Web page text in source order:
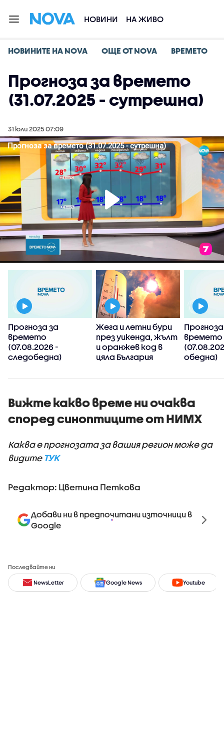
НОВИНИ НА ЖИВО
НОВИНИТЕ НА NOVA ОЩЕ ОТ NOVA ВРЕМЕТО
Прогноза за времето
(31.07.2025 - сутрешна)
31 юли 2025 07:09
Прогноза за
времето
(07.08.2026 -
следобедна)
Жега и летни бури
през уикенда, жълт
и оранжев код в
цяла България
времето
обедна)
Вижте какво време ни очаква
според синоптиците от НИМХ
Каква е прогнозата за вашия регион може да
видите ТУК
Редактор: Цветина Петкова
Добави ни в предпочитани източници в
Google
Последвайте ни
NewsLetter Google News Youtube